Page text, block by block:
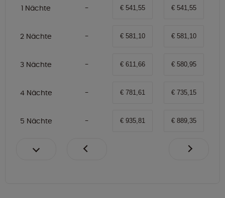
1 Nächte € 541,55 € 541,55
2 Nächte € 581,10 € 581,10
3 Nächte € 611,66 € 580,95
4 Nächte € 781,61 € 735,15
5 Nächte € 935,81 € 889,35